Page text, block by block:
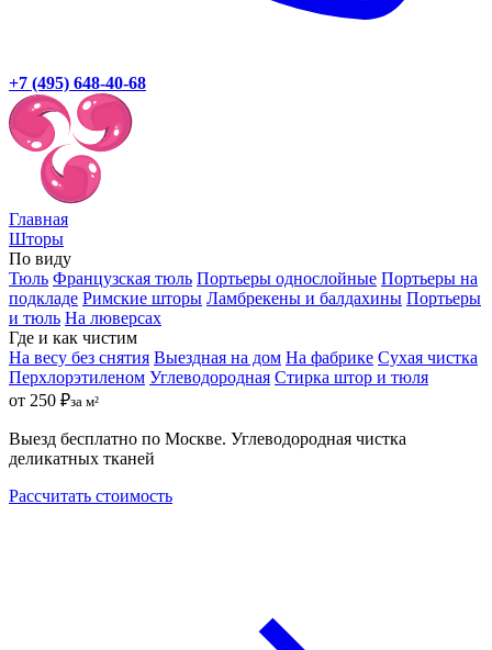
+7 (495) 648-40-68
Главная
Шторы
По виду
Тюль Французская тюль Портьеры однослойные Портьеры на
подкладе Римские шторы Ламбрекены и балдахины Портьеры
и тюль На люверсах
Где и как чистим
На весу без снятия Выездная на дом На фабрике Сухая чистка
Перхлорэтиленом Углеводородная Стирка штор и тюля
от 250 ₽за м²
Выезд бесплатно по Москве. Углеводородная чистка
деликатных тканей
Рассчитать стоимость